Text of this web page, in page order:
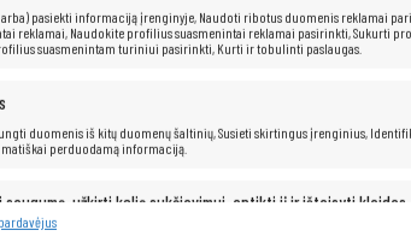
pasiekti informaciją įrenginyje, Naudoti ribotus duomenis reklamai
reklamai, Naudokite profilius suasmenintai reklamai pasirinkti, Sukurti
suasmenintam turiniui pasirinkti, Kurti ir tobulinti paslaugas.
duomenis iš kitų duomenų šaltinių, Susieti skirtingus įrenginius,
perduodamą informaciją.
saugumą, užkirti kelią sukčiavimui, aptikti jį ir ištaisyti klaidas,
ir pateikimas.
EliteBook 845 G7 yra aprūpintas AMD Ryzen 5 Pro
2,1 GHz, o turbo režimu jis gali padidėti iki 4,0
Dėl mažo dydžio ir lengvo svorio „EliteBook 845
įskaitant USB-C ir HDMI, todėl jį galima lanksčiai
greitai paruošti nešiojamąjį kompiuterį darbui.